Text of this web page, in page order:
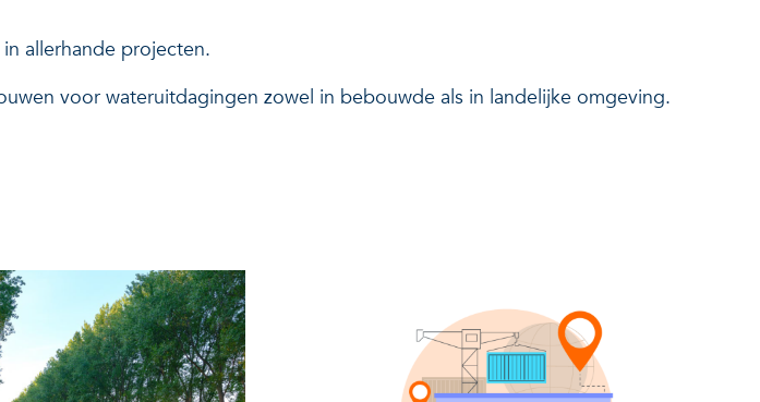
allerhande projecten.
voor wateruitdagingen zowel in bebouwde als in landelijke omgeving.